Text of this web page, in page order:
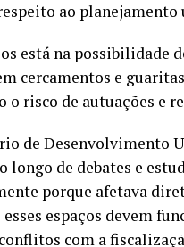
ao planejamento
está na possibilidade
cercamentos e
risco de autuações e
de Desenvolvimento
longo de debates e
porque afetava
espaços devem
com a